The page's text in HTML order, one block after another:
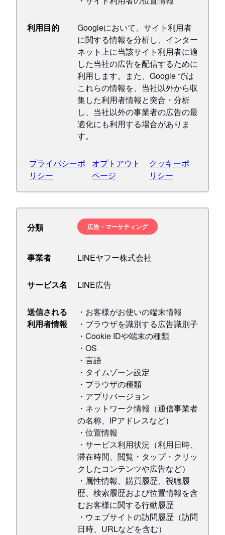
利用目的
Googleにおいて、サイト利用者
に関する情報を分析し、インター
ネット上に当該サイト利用者に適
した当社の広告を配信するために
利用します。また、Google では
これらの情報を、当社以外から収
集した利用者情報と突合・分析
し、当社以外の事業者の広告の最
適化にも利用する場合がありま
す。
プライバシーポ
リシー
オプトアウト
ページ
クッキーポ
リシー
分類 広告・マーケティング
事業者 LINEヤフー株式会社
サービス名 LINE広告
送信される
利用者情報
・お客様がお使いの端末情報
・ブラウザを識別する広告識別子
・Cookie IDや端末の種類
・OS
・言語
・タイムゾーン設定
・ブラウザの種類
・アプリバージョン
・ネットワーク情報（通信事業者
の名称、IPアドレスなど）
・位置情報
・サービス利用状況（利用日時、
滞在時間、閲覧・タップ・クリッ
クしたコンテンツや広告など）
・属性情報、購買履歴、視聴履
歴、検索履歴および位置情報を含
むお客様に関する行動履歴
・ウェブサイトの訪問履歴（訪問
日時、URLなどを含む）